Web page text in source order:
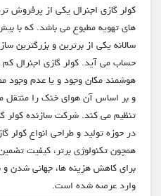
کولر گازی اجنرال یکی از پرفروش
سالانه یکی از برترین و بزرگترین
حساب می آید. کولر گازی اجنرال
هوشمند مکان وجود و یا عدم
و بر اساس آن هوای خنک را منتقل
تنظیم می کند. شرکت سازنده کولر
در حوزه تولید و طراحی انواع کولر
همچون تکنولوژی برتر، کیفیت
برای کاهش هزینه ها، جهانی شدن و
وارد عرصه شده است.